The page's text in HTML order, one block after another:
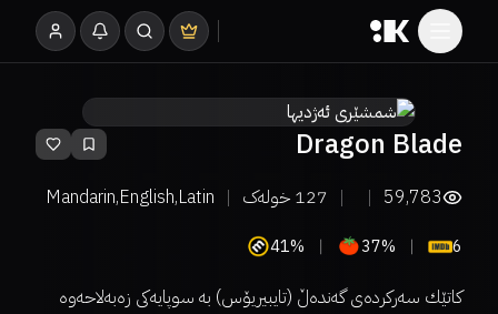
Dragon Blade
59,783
127 خولەک Mandarin,English,Latin
6
37%
41%
كاتێك سەركردەی گەندەڵ (تایبیریۆس) بە سوپایەكی زەبەلاحەوە